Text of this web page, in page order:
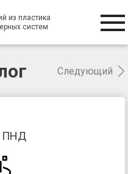
из пластика
систем
Следующий
ПНД